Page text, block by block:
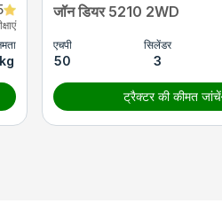
जॉन डियर 5210 2WD
एचपी
50
सिलेंडर
3
ट्रैक्टर की कीमत जांचें